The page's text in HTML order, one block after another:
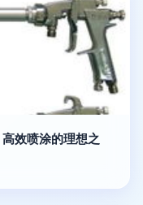
效喷涂的理想之